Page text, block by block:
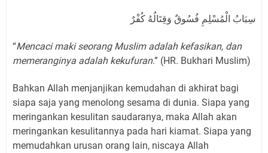
سِبَابُ الْمُسْلِمِ فُسُوقٌ وَقِتَالُهُ كُفْرٌ
“Mencaci maki seorang Muslim adalah kefasikan, dan
memeranginya adalah kekufuran.” (HR. Bukhari Muslim)
Bahkan Allah menjanjikan kemudahan di akhirat bagi
siapa saja yang menolong sesama di dunia. Siapa yang
meringankan kesulitan saudaranya, maka Allah akan
meringankan kesulitannya pada hari kiamat. Siapa yang
memudahkan urusan orang lain, niscaya Allah